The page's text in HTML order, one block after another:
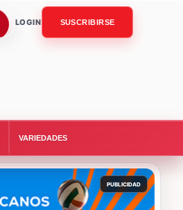
LOGIN SUSCRIBIRSE
VARIEDADES